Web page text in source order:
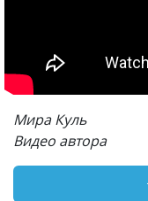
Мира Куль
Видео автора